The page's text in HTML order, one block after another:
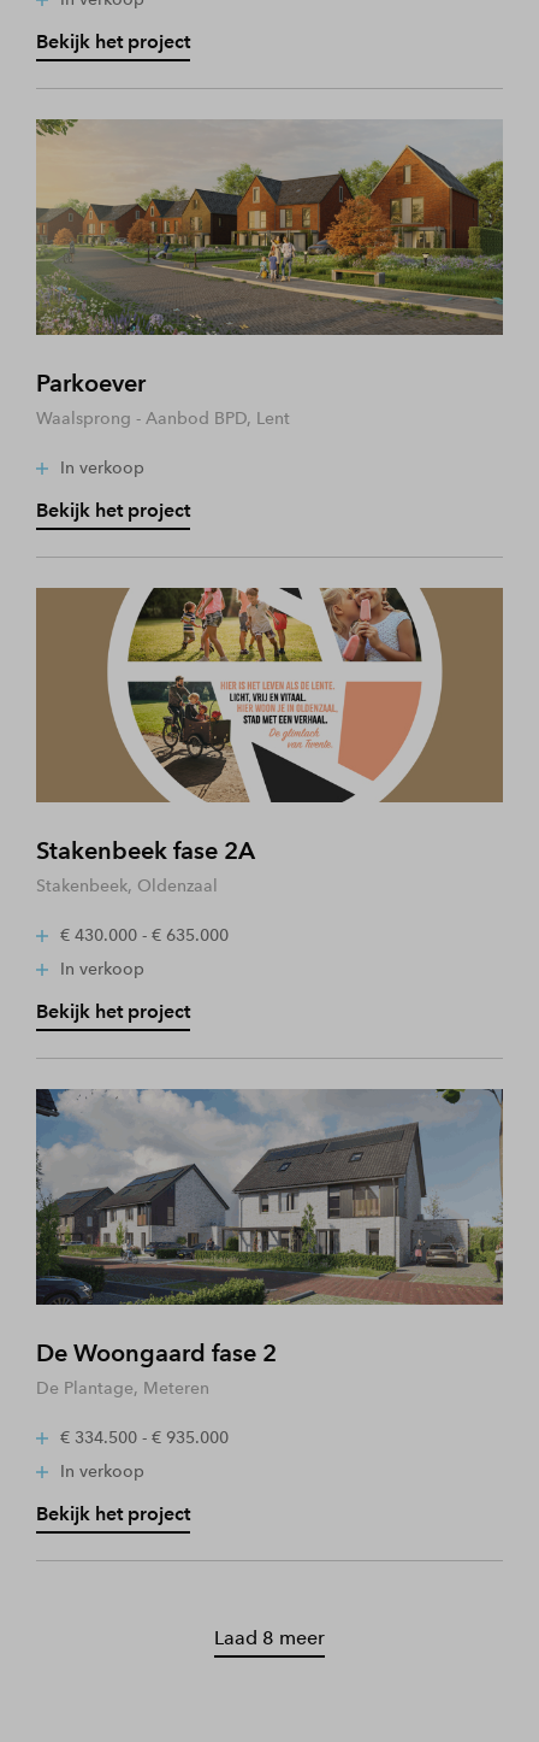
Bekijk het project
Parkoever
Waalsprong - Aanbod BPD, Lent
In verkoop
Bekijk het project
Stakenbeek fase 2A
Stakenbeek, Oldenzaal
€ 430.000 - € 635.000
In verkoop
Bekijk het project
De Woongaard fase 2
De Plantage, Meteren
€ 334.500 - € 935.000
In verkoop
Bekijk het project
Laad 8 meer